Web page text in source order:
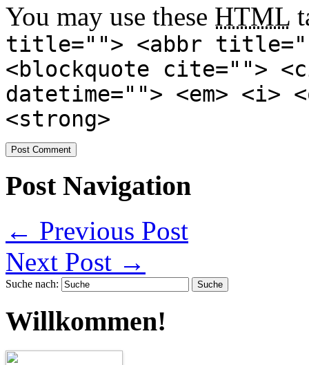
You may use these HTML
title=""> <abbr
<blockquote cite="">
datetime=""> <em>
<strong>
Post Navigation
← Previous Post
Next Post →
Suche nach:
Willkommen!